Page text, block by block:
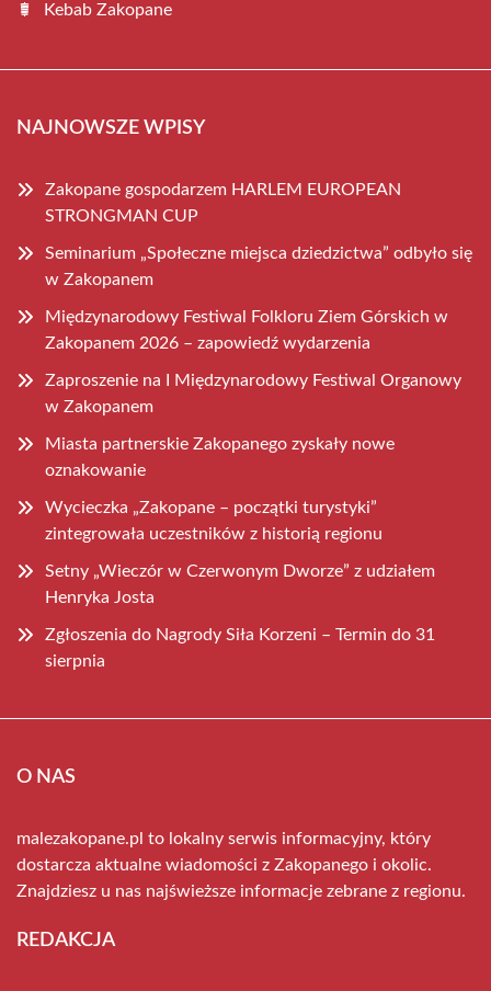
Kebab Zakopane
NAJNOWSZE WPISY
Zakopane gospodarzem HARLEM EUROPEAN
STRONGMAN CUP
Seminarium „Społeczne miejsca dziedzictwa” odbyło się
w Zakopanem
Międzynarodowy Festiwal Folkloru Ziem Górskich w
Zakopanem 2026 – zapowiedź wydarzenia
Zaproszenie na I Międzynarodowy Festiwal Organowy
w Zakopanem
Miasta partnerskie Zakopanego zyskały nowe
oznakowanie
Wycieczka „Zakopane – początki turystyki”
zintegrowała uczestników z historią regionu
Setny „Wieczór w Czerwonym Dworze” z udziałem
Henryka Josta
Zgłoszenia do Nagrody Siła Korzeni – Termin do 31
sierpnia
O NAS
malezakopane.pl to lokalny serwis informacyjny, który
dostarcza aktualne wiadomości z Zakopanego i okolic.
Znajdziesz u nas najświeższe informacje zebrane z regionu.
REDAKCJA